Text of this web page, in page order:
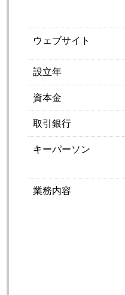
ウェブサイト
設立年
資本金
取引銀行
キーパーソン
業務内容